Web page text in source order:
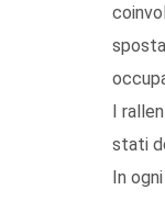
I
stati
In